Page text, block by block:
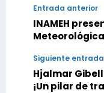
Entrada anterior
INAMEH
Siguiente entrada
Hjalmar
¡Un pilar de